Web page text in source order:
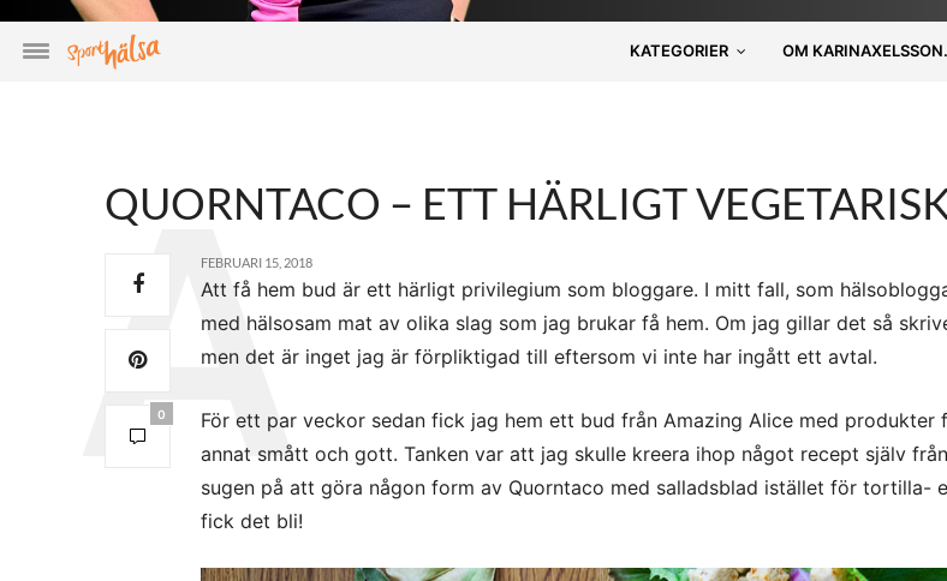
KATEGORIER OM
QUORNTACO – ETT HÄRLIGT
0
FEBRUARI 15, 2018
Att få hem bud är ett härligt privilegium som bloggare. I mitt fall, som
med hälsosam mat av olika slag som jag brukar få hem. Om jag gillar det så
men det är inget jag är förpliktigad till eftersom vi inte har ingått ett avtal.
För ett par veckor sedan fick jag hem ett bud från Amazing Alice med produkter
annat smått och gott. Tanken var att jag skulle kreera ihop något recept själv
sugen på att göra någon form av Quorntaco med salladsblad istället för tortilla-
fick det bli!